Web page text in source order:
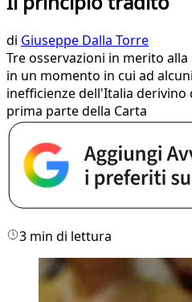
di Giuseppe Dalla Torre
Tre osservazioni in merito
in un momento in cui ad
inefficienze dell'Italia
prima parte della Carta
3 min di lettura